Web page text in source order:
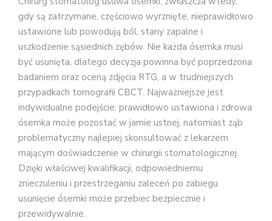
gdy są zatrzymane, częściowo wyrznięte, nieprawidłowo
ustawione lub powodują ból, stany zapalne i
uszkodzenie sąsiednich zębów. Nie każda ósemka musi
być usunięta, dlatego decyzja powinna być poprzedzona
badaniem oraz oceną zdjęcia RTG, a w trudniejszych
przypadkach tomografii CBCT. Najważniejsze jest
indywidualne podejście: prawidłowo ustawiona i zdrowa
ósemka może pozostać w jamie ustnej, natomiast ząb
problematyczny najlepiej skonsultować z lekarzem
mającym doświadczenie w chirurgii stomatologicznej.
Dzięki właściwej kwalifikacji, odpowiedniemu
znieczuleniu i przestrzeganiu zaleceń po zabiegu
usunięcie ósemki może przebiec bezpiecznie i
przewidywalnie.